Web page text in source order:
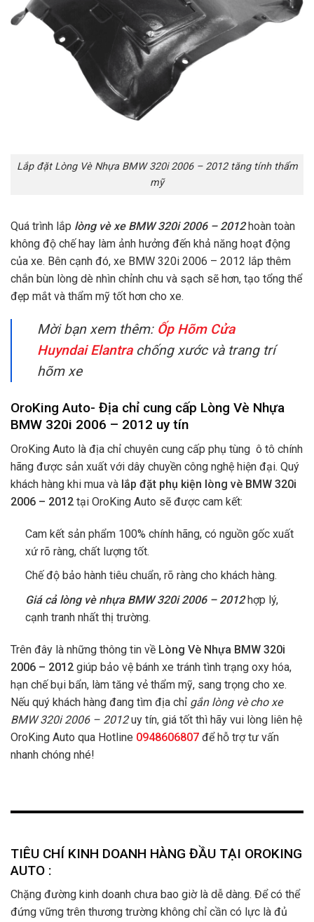
Lắp đặt Lòng Vè Nhựa BMW 320i 2006 – 2012 tăng tính thẩm
mỹ
Quá trình lắp lòng vè xe BMW 320i 2006 – 2012hoàn toàn
không độ chế hay làm ảnh hưởng đến khả năng hoạt động
của xe. Bên cạnh đó, xe BMW 320i 2006 – 2012 lắp thêm
chắn bùn lòng dè nhìn chỉnh chu và sạch sẽ hơn, tạo tổng thể
đẹp mắt và thẩm mỹ tốt hơn cho xe.
Mời bạn xem thêm: Ốp Hõm Cửa
Huyndai Elantrachống xước và trang trí
hõm xe
OroKing Auto- Địa chỉ cung cấp Lòng Vè Nhựa
BMW 320i 2006 – 2012 uy tín
OroKing Auto là địa chỉ chuyên cung cấp phụ tùng ô tô chính
hãng được sản xuất với dây chuyền công nghệ hiện đại. Quý
khách hàng khi mua và lắp đặt phụ kiện lòng vè BMW 320i
2006 – 2012 tại OroKing Auto sẽ được cam kết:
Cam kết sản phẩm 100% chính hãng, có nguồn gốc xuất
xứ rõ ràng, chất lượng tốt.
Chế độ bảo hành tiêu chuẩn, rõ ràng cho khách hàng.
Giá cả lòng vè nhựa BMW 320i 2006 – 2012hợp lý,
cạnh tranh nhất thị trường.
Trên đây là những thông tin về Lòng Vè Nhựa BMW 320i
2006 – 2012 giúp bảo vệ bánh xe tránh tình trạng oxy hóa,
hạn chế bụi bẩn, làm tăng vẻ thẩm mỹ, sang trọng cho xe.
Nếu quý khách hàng đang tìm địa chỉ gắn lòng vè cho xe
BMW 320i 2006 – 2012uy tín, giá tốt thì hãy vui lòng liên hệ
OroKing Auto qua Hotline 0948606807 để hỗ trợ tư vấn
nhanh chóng nhé!
TIÊU CHÍ KINH DOANH HÀNG ĐẦU TẠI OROKING
AUTO :
Chặng đường kinh doanh chưa bao giờ là dễ dàng. Để có thể
đứng vững trên thương trường không chỉ cần có lực là đủ